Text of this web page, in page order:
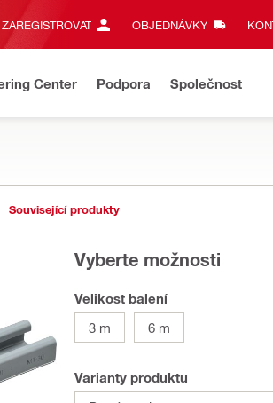
OBJEDNÁVKY
Center Podpora Společnost
Související produkty
Vyberte možnosti
Velikost balení
3 m
6 m
Varianty produktu